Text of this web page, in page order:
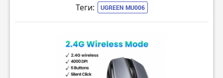
Теги: UGREEN MU006